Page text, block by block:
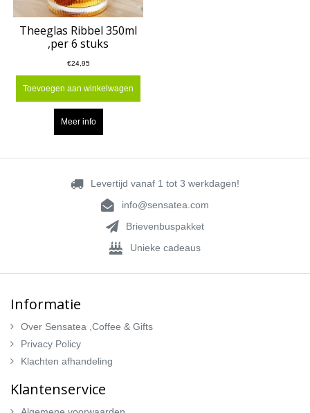
Theeglas Ribbel 350ml
,per 6 stuks
€24,95
Toevoegen aan winkelwagen
Meer info
Levertijd vanaf 1 tot 3 werkdagen!
info@sensatea.com
Brievenbuspakket
Unieke cadeaus
Informatie
Over Sensatea ,Coffee & Gifts
Privacy Policy
Klachten afhandeling
Klantenservice